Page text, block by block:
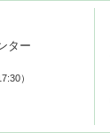
ター
）